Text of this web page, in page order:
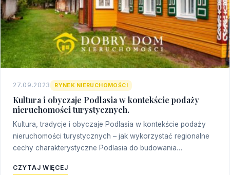
27.09.2023 RYNEK NIERUCHOMOŚCI
Kultura i obyczaje Podlasia w kontekście podaży
nieruchomości turystycznych.
Kultura, tradycje i obyczaje Podlasia w kontekście podaży
nieruchomości turystycznych – jak wykorzystać regionalne
cechy charakterystyczne Podlasia do budowania…
CZYTAJ WIĘCEJ